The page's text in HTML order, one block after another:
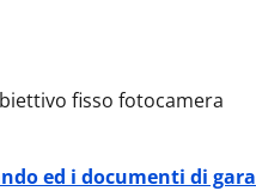
fisso fotocamera
ed i documenti di gara